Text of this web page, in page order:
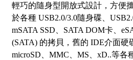
輕巧的隨身型開放式設計，方便
於各種 USB2.0/3.0隨身碟、
mSATA SSD、SATA DOM卡、
(SATA) 的拷貝，舊的 IDE介面硬
microSD、MMC、MS、xD..等各